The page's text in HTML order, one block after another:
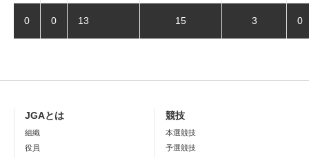
0 0 13 15 3 0
JGAとは
組織
役員
競技
本選競技
予選競技